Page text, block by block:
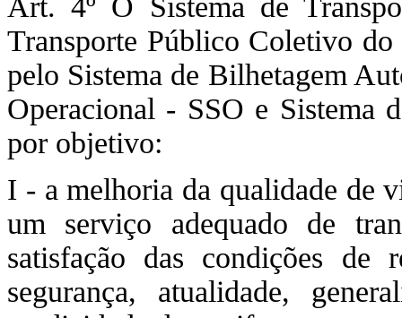
Art. 4º O Sistema de
Transporte Público Coletivo
pelo Sistema de Bilhetagem
Operacional - SSO e Sistema
por objetivo:
I - a melhoria da qualidade de
um serviço adequado de
satisfação das condições de
segurança, atualidade,